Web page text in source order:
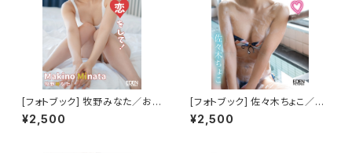
[フォトブック] 牧野みなた／お
願い。みなたに恋をして！ 限定ブ
ロマイド５種(FGHIJ)付き
¥2,500
[フォトブック] 佐々木ちょこ／く
ちどけ 限定ブロマイド５種(FG
HIJ)付き
¥2,500